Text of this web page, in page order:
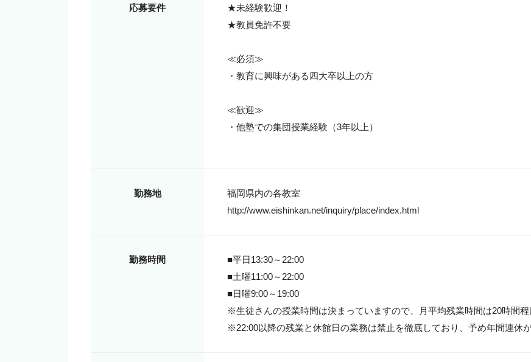
応募要件
★未経験歓迎！
★教員免許不要
≪必須≫
・教育に興味がある四大卒以上の方
≪歓迎≫
・他塾での集団授業経験（3年以上）
勤務地
福岡県内の各教室
http://www.eishinkan.net/inquiry/place/index.html
勤務時間
■平日13:30～22:00
■土曜11:00～22:00
■日曜9:00～19:00
※生徒さんの授業時間は決まっていますので、月平均残業時間は20時間程
※22:00以降の残業と休館日の業務は禁止を徹底しており、予め年間連休が